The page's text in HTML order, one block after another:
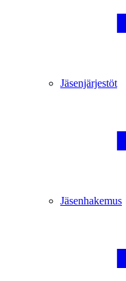
Jäsenjärjestöt
Jäsenhakemus